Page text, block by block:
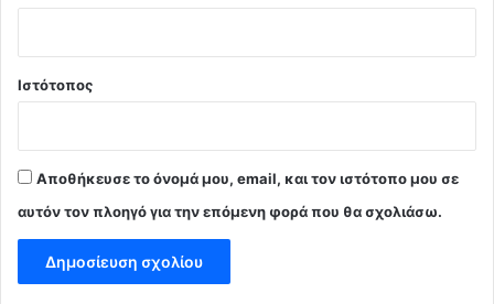
Ιστότοπος
Αποθήκευσε το όνομά μου, email, και τον ιστότοπο μου σε
αυτόν τον πλοηγό για την επόμενη φορά που θα σχολιάσω.